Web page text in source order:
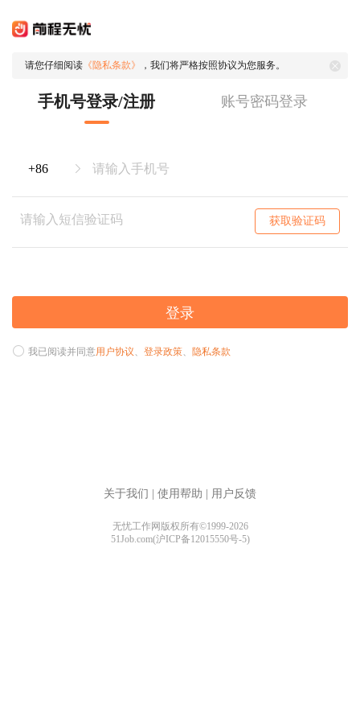
请您仔细阅读 《隐私条款》 ，我们将严格按照协议为您服务。
手机号登录/注册 账号密码登录
获取验证码
登录
我已阅读并同意用户协议、 登录政策、 隐私条款
关于我们 使用帮助 用户反馈
无忧工作网版权所有©1999-2026
51Job.com(沪ICP备12015550号-5)